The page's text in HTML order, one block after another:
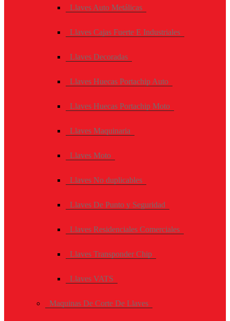
Llaves Auto Metálicas
Llaves Cajas Fuerte E Industriales
Llaves Decoradas
Llaves Huecas Portachip Auto
Llaves Huecas Portachip Moto
Llaves Maquinaria
Llaves Moto
Llaves No duplicables
Llaves De Punto y Seguridad
Llaves Residenciales Comerciales
Llaves Transponder Chip
Llaves VATS
Maquinas De Corte De Llaves